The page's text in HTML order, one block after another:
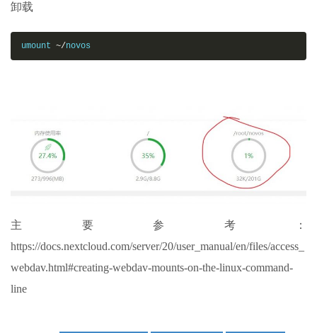
卸载
umount ~/novos
主要参考：
https://docs.nextcloud.com/server/20/user_manual/en/files/access_
webdav.html#creating-webdav-mounts-on-the-linux-command-
line